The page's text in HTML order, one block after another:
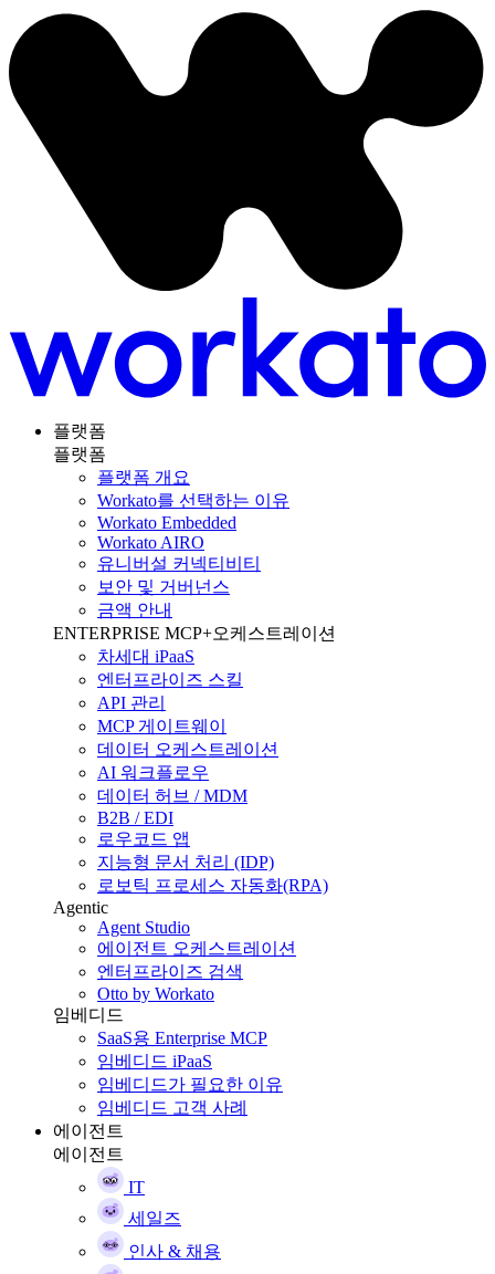
플랫폼
플랫폼
플랫폼 개요
Workato를 선택하는 이유
Workato Embedded
Workato AIRO
유니버설 커넥티비티
보안 및 거버넌스
금액 안내
ENTERPRISE MCP+오케스트레이션
차세대 iPaaS
엔터프라이즈 스킬
API 관리
MCP 게이트웨이
데이터 오케스트레이션
AI 워크플로우
데이터 허브 / MDM
B2B / EDI
로우코드 앱
지능형 문서 처리 (IDP)
로보틱 프로세스 자동화(RPA)
Agentic
Agent Studio
에이전트 오케스트레이션
엔터프라이즈 검색
Otto by Workato
임베디드
SaaS용 Enterprise MCP
임베디드 iPaaS
임베디드가 필요한 이유
임베디드 고객 사례
에이전트
에이전트
IT
세일즈
인사 & 채용